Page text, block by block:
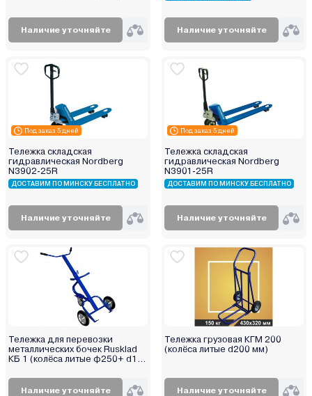
Наличие уточняйте Наличие уточняйте
Под заказ 5 дней
Тележка складская
гидравлическая Nordberg
N3902-25R
ДОСТАВИМ ПО МИНСКУ БЕСПЛАТНО
Наличие уточняйте
Под заказ 5 дней
Тележка складская
гидравлическая Nordberg
N3901-25R
ДОСТАВИМ ПО МИНСКУ БЕСПЛАТНО
Наличие уточняйте
Тележка для перевозки
металлических бочек Rusklad
КБ 1 (колёса литые ф250+ d160
Наличие уточняйте
Тележка грузовая КГМ 200
(колёса литые d200 мм)
Наличие уточняйте